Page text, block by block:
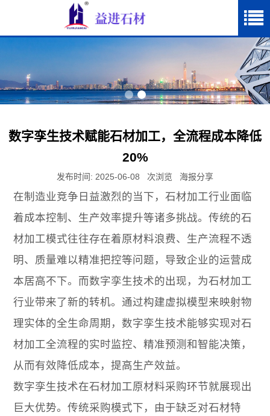
数字孪生技术赋能石材加工，全流程成本降低
20%
发布时间: 2025-06-08 次浏览 海报分享
在制造业竞争日益激烈的当下，石材加工行业面临
着成本控制、生产效率提升等诸多挑战。传统的石
材加工模式往往存在着原材料浪费、生产流程不透
明、质量难以精准把控等问题，导致企业的运营成
本居高不下。而数字孪生技术的出现，为石材加工
行业带来了新的转机。通过构建虚拟模型来映射物
理实体的全生命周期，数字孪生技术能够实现对石
材加工全流程的实时监控、精准预测和智能决策，
从而有效降低成本，提高生产效益。
数字孪生技术在石材加工原材料采购环节就展现出
巨大优势。传统采购模式下，由于缺乏对石材特